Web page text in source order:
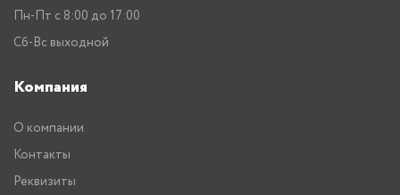
Пн-Пт с 8:00 до 17:00
Сб-Вс выходной
Компания
О компании
Контакты
Реквизиты